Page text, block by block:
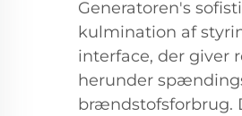
Generatoren's
kulmination af
interface, der giver
herunder
brændstofsforbrug.